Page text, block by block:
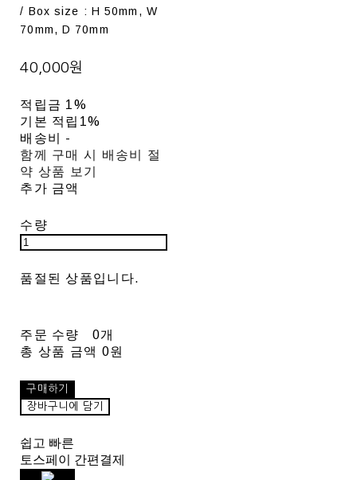
/ Box size : H 50mm, W
70mm, D 70mm
40,000원
적립금 1%
기본 적립 1%
배송비 -
함께 구매 시 배송비 절
약 상품 보기
추가 금액
수량
품절된 상품입니다.
주문 수량
0개
총 상품 금액 0원
구매하기
장바구니에 담기
쉽고 빠른
토스페이 간편결제